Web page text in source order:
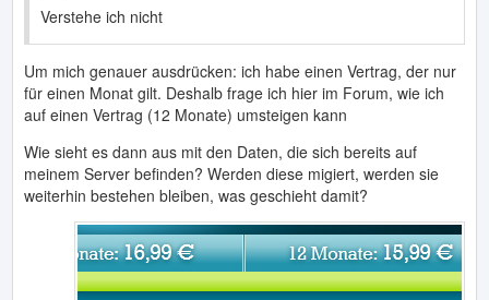
Verstehe ich nicht
Um mich genauer ausdrücken: ich habe einen Vertrag, der nur
für einen Monat gilt. Deshalb frage ich hier im Forum, wie ich
auf einen Vertrag (12 Monate) umsteigen kann
Wie sieht es dann aus mit den Daten, die sich bereits auf
meinem Server befinden? Werden diese migiert, werden sie
weiterhin bestehen bleiben, was geschieht damit?